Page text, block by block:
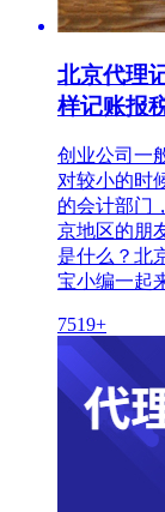
北京代理
样记账报
创业公司一
对较小的时
的会计部门
京地区的朋
是什么？北
宝小编一起
7519+